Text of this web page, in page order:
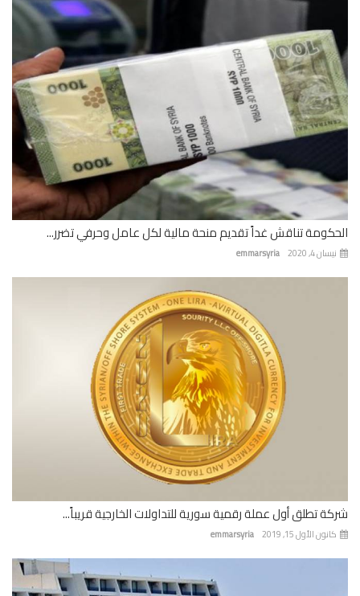
تناقش غداً تقديم منحة مالية لكل عامل وحرفي تضرر...
emmarsyria 4, 2020
تطلق أول عملة رقمية سورية للتداولات الخارجية قريباً...
emmarsyria الأول 15, 2019